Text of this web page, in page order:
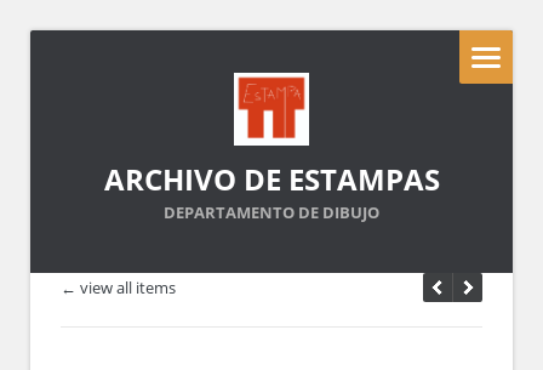
ARCHIVO DE ESTAMPAS
DEPARTAMENTO DE DIBUJO
← view all items